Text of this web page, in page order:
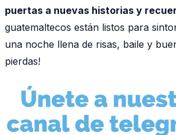
puertas a nuevas historias y
guatemaltecos están listos para
una noche llena de risas, baile y
pierdas!